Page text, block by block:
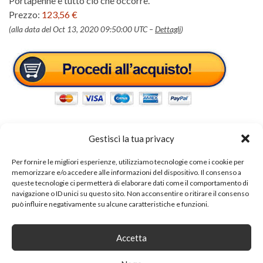
Gestisci la tua privacy
Per fornire le migliori esperienze, utilizziamo tecnologie come i cookie per
memorizzare e/o accedere alle informazioni del dispositivo. Il consenso a
queste tecnologie ci permetterà di elaborare dati come il comportamento di
navigazione o ID unici su questo sito. Non acconsentire o ritirare il consenso
può influire negativamente su alcune caratteristiche e funzioni.
Accetta
Prezzo: 123,56 €
(alla data del Oct 13, 2020 09:50:00 UTC – Dettagli)
Tags: tavolo ufficio
SHARE ON